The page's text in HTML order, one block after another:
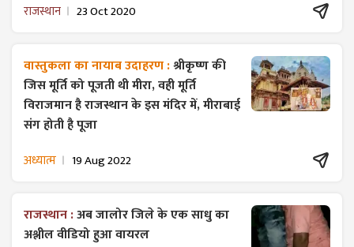
राजस्थान 23 Oct 2020
वास्तुकला का नायाब उदाहरण :श्रीकृष्ण की
जिस मूर्ति को पूजती थी मीरा, वही मूर्ति
विराजमान है राजस्थान के इस मंदिर में, मीराबाई
संग होती है पूजा
अध्यात्म 19 Aug 2022
राजस्थान :अब जालोर जिले के एक साधु का
अश्लील वीडियो हुआ वायरल